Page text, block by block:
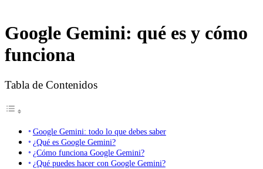
Google Gemini: qué es y cómo
funciona
Tabla de Contenidos
Google Gemini: todo lo que debes saber
¿Qué es Google Gemini?
¿Cómo funciona Google Gemini?
¿Qué puedes hacer con Google Gemini?